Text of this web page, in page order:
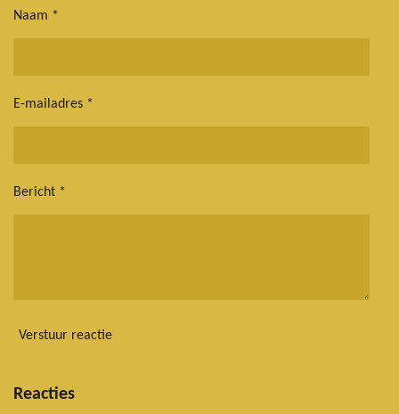
Naam *
E-mailadres *
Bericht *
Verstuur reactie
Reacties